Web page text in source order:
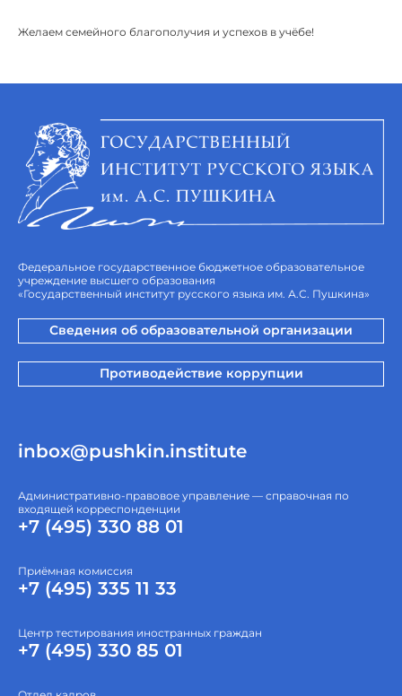
Желаем семейного благополучия и успехов в учёбе!
Федеральное государственное бюджетное образовательное
учреждение высшего образования
«Государственный институт русского языка им. А.С. Пушкина»
Сведения об образовательной организации
Противодействие коррупции
inbox@pushkin.institute
Административно-правовое управление — справочная по
входящей корреспонденции
+7 (495) 330 88 01
Приёмная комиссия
+7 (495) 335 11 33
Центр тестирования иностранных граждан
+7 (495) 330 85 01